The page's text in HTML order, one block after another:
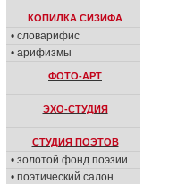
КОПИЛКА СИЗИФА
• словарифис
• арифизмы
ФОТО-АРТ
ЭХО-СТУДИЯ
СТУДИЯ ПОЭТОВ
• золотой фонд поэзии
• поэтический салон